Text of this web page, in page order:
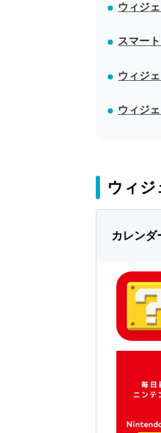
ウィジ
スマー
ウィジ
ウィジ
ウィ
カレンダ